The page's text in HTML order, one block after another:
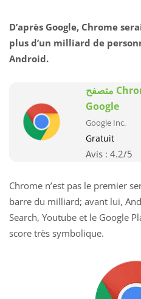
D’après Google, Chrome
plus d’un milliard de
Android.
‏متصفح Chrome ‏-
Google
Google Inc.
Gratuit
Avis : 4.2/5
Chrome n’est pas le premier
barre du milliard; avant lui,
Search, Youtube et le Google
score très symbolique.